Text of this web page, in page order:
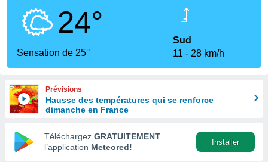
en
24°
Sensation de 25°
Sud
11
28 km/h
Prévisions
Hausse des températures qui se renforce
dimanche en France
Téléchargez GRATUITEMENT
l’application Meteored!
Installer